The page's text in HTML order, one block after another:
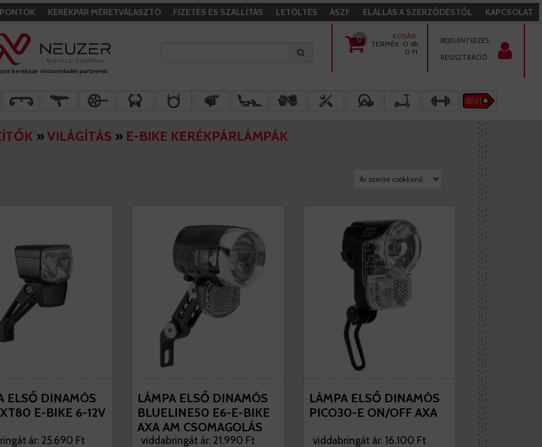
KERÉKPÁR MÉRETVÁLASZTÓ FIZETÉS ÉS SZÁLLÍTÁS LETÖLTÉS ÁSZF ELÁLLÁS A SZERZŐDÉSTŐL KAPCSOLAT
0
KOSÁR:
TERMÉK: 0 db
0 Ft
BEJELENTKEZÉS
REGISZTRÁCIÓ
»VILÁGÍTÁS » E-BIKE KERÉKPÁRLÁMPÁK
ELSŐ DINAMÓS
E-BIKE 6-12V
ár: 25.690 Ft
LÁMPA ELSŐ DINAMÓS
BLUELINE50 E6-E-BIKE
AXA AM CSOMAGOLÁS
viddabringát ár: 21.990 Ft
LÁMPA ELSŐ DINAMÓS
PICO30-E ON/OFF AXA
viddabringát ár: 16.100 Ft